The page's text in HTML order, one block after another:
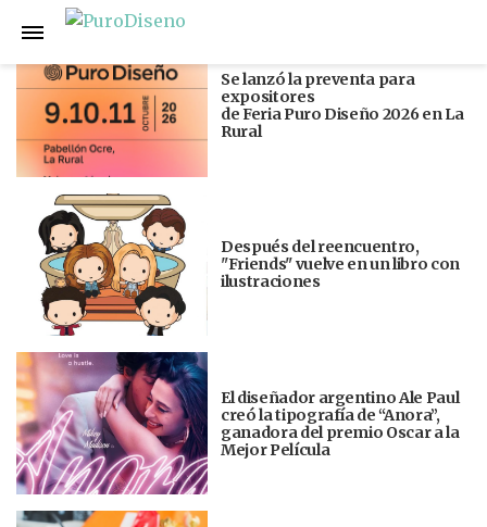
Anterior
Se lanzó la preventa para
expositores
de Feria Puro Diseño 2026 en La
Rural
Después del reencuentro,
"Friends" vuelve en un libro con
ilustraciones
El diseñador argentino Ale Paul
creó la tipografía de “Anora”,
ganadora del premio Oscar a la
Mejor Película
Siguiente